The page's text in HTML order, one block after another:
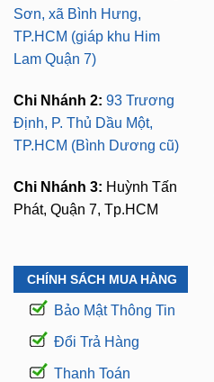
Sơn, xã Bình Hưng,
TP.HCM (giáp khu Him
Lam Quận 7)
Chi Nhánh 2: 93 Trương
Định, P. Thủ Dầu Một,
TP.HCM (Bình Dương cũ)
Chi Nhánh 3: Huỳnh Tấn
Phát, Quận 7, Tp.HCM
CHÍNH SÁCH MUA HÀNG
Bảo Mật Thông Tin
Đổi Trả Hàng
Thanh Toán